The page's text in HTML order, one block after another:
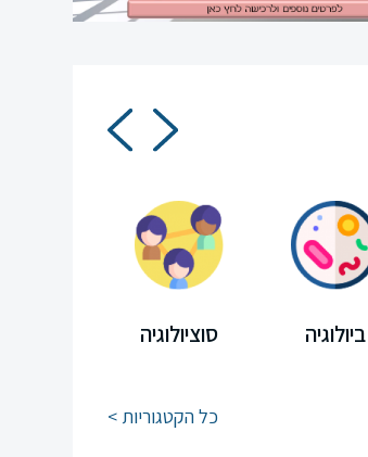
סוציולוגיה ביולוגיה
כל הקטגוריות >